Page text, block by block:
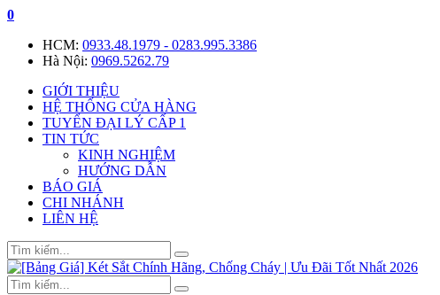
0
HCM: 0933.48.1979 - 0283.995.3386
Hà Nội: 0969.5262.79
GIỚI THIỆU
HỆ THỐNG CỬA HÀNG
TUYỂN ĐẠI LÝ CẤP 1
TIN TỨC
KINH NGHIỆM
HƯỚNG DẪN
BÁO GIÁ
CHI NHÁNH
LIÊN HỆ